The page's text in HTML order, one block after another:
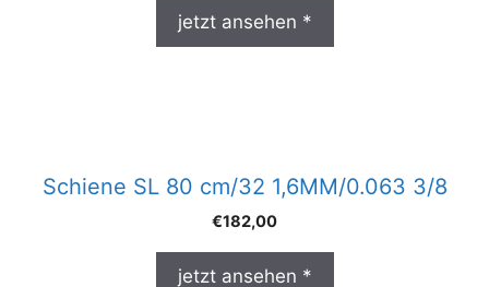
jetzt ansehen *
Schiene SL 80 cm/32 1,6MM/0.063 3/8
€182,00
jetzt ansehen *